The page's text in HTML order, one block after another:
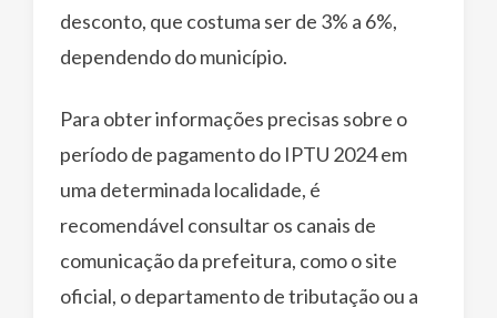
desconto, que costuma ser de 3% a 6%,
dependendo do município.
Para obter informações precisas sobre o
período de pagamento do IPTU 2024 em
uma determinada localidade, é
recomendável consultar os canais de
comunicação da prefeitura, como o site
oficial, o departamento de tributação ou a